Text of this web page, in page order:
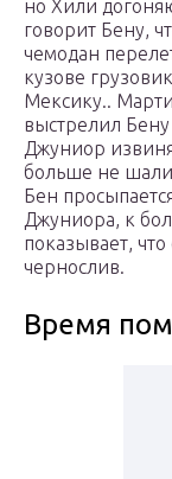
но Хили
говорит Бену,
чемодан
кузове
Мексику..
выстрелил
Джуниор
больше не
Бен
Джуниора, к
показывает,
чернослив.
Время